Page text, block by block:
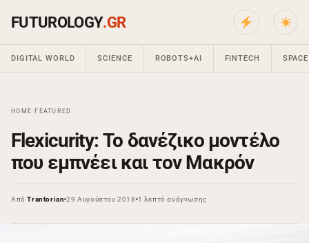
FUTUROLOGY.GR
DIGITAL WORLD SCIENCE ROBOTS+AI FINTECH SPACE
HOME FEATURED
Flexicurity: Το δανέζικο μοντέλο
που εμπνέει και τον Μακρόν
ΑπόTrantorian 29 Αυγούστου 2018 1 λεπτό ανάγνωσης